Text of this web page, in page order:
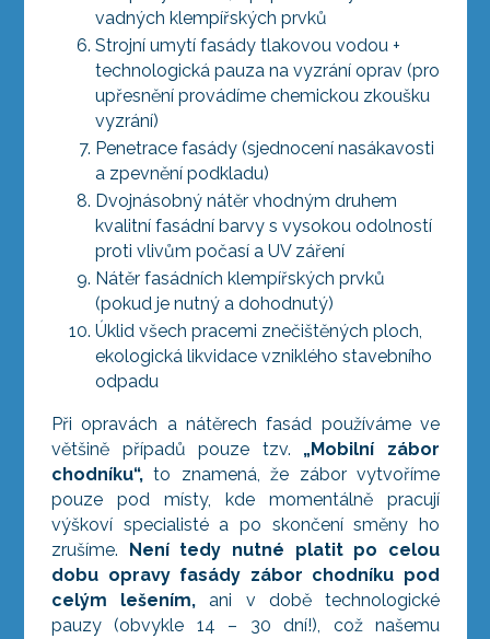
vadných klempířských prvků
Strojní umytí fasády tlakovou vodou +
technologická pauza na vyzrání oprav (pro
upřesnění provádíme chemickou zkoušku
vyzrání)
Penetrace fasády (sjednocení nasákavosti
a zpevnění podkladu)
Dvojnásobný nátěr vhodným druhem
kvalitní fasádní barvy s vysokou odolností
proti vlivům počasí a UV záření
Nátěr fasádních klempířských prvků
(pokud je nutný a dohodnutý)
Úklid všech pracemi znečištěných ploch,
ekologická likvidace vzniklého stavebního
odpadu
Při opravách a nátěrech fasád používáme ve
většině případů pouze tzv. „Mobilní zábor
chodníku“, to znamená, že zábor vytvoříme
pouze pod místy, kde momentálně pracují
výškoví specialisté a po skončení směny ho
zrušíme. Není tedy nutné platit po celou
dobu opravy fasády zábor chodníku pod
celým lešením, ani v době technologické
pauzy (obvykle 14 – 30 dní!), což našemu